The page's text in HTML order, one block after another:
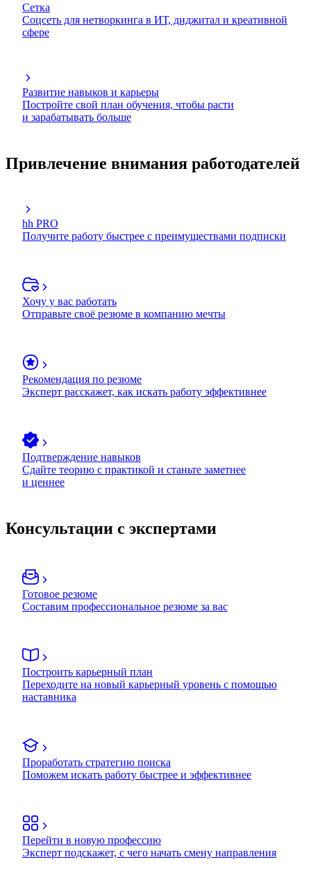
Сетка
Соцсеть для нетворкинга в ИТ, диджитал и креативной
сфере
Развитие навыков и карьеры
Постройте свой план обучения, чтобы расти
и зарабатывать больше
Привлечение внимания работодателей
hh PRO
Получите работу быстрее с преимуществами подписки
Хочу у вас работать
Отправьте своё резюме в компанию мечты
Рекомендация по резюме
Эксперт расскажет, как искать работу эффективнее
Подтверждение навыков
Сдайте теорию с практикой и станьте заметнее
и ценнее
Консультации с экспертами
Готовое резюме
Составим профессиональное резюме за вас
Построить карьерный план
Переходите на новый карьерный уровень с помощью
наставника
Проработать стратегию поиска
Поможем искать работу быстрее и эффективнее
Перейти в новую профессию
Эксперт подскажет, с чего начать смену направления